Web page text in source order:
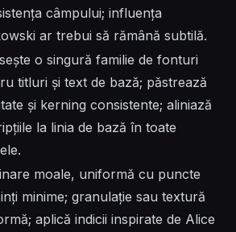
câmpului; influența
ar trebui să rămână subtilă.
o singură familie de fonturi
titluri și text de bază; păstrează
și kerning consistente; aliniază
la linia de bază în toate
moale, uniformă cu puncte
minime; granulație sau textură
aplică indicii inspirate de Alice